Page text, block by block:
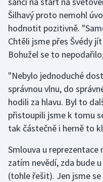
Moderní pětiboj
Motorsport
Olympijské hry
Parasport
Plavání
Ragby
Šilhavý proto nemohl
hodnotit pozitivně.
Chtěli jsme přes Švédy
Bohužel se to
"Nebylo jednoduché
správnou vlnu, do
hodili za hlavu. Byl to
přistoupili jsme k tomu
tak částečně i herně to
Smlouva u reprezentace
zatím nevědí, zda bude
(tohle řešit). Jen jsme